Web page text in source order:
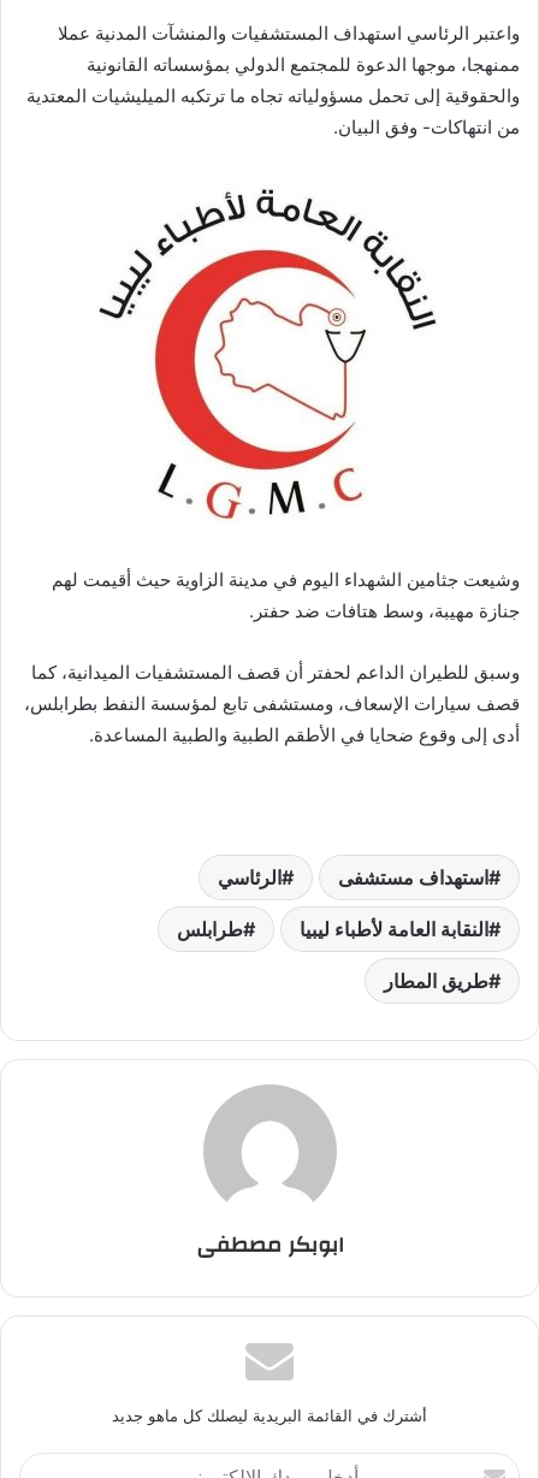
واعتبر الرئاسي استهداف المستشفيات والمنشآت المدنية عملا
ممنهجا، موجها الدعوة للمجتمع الدولي بمؤسساته القانونية
والحقوقية إلى تحمل مسؤولياته تجاه ما ترتكبه الميليشيات المعتدية
من انتهاكات- وفق البيان.
وشيعت جثامين الشهداء اليوم في مدينة الزاوية حيث أقيمت لهم
جنازة مهيبة، وسط هتافات ضد حفتر.
وسبق للطيران الداعم لحفتر أن قصف المستشفيات الميدانية، كما
قصف سيارات الإسعاف، ومستشفى تابع لمؤسسة النفط بطرابلس،
أدى إلى وقوع ضحايا في الأطقم الطبية والطبية المساعدة.
استهداف مستشفى الرئاسي
النقابة العامة لأطباء ليبيا طرابلس
طريق المطار
ابوبكر مصطفى
أشترك في القائمة البريدية ليصلك كل ماهو جديد
أ